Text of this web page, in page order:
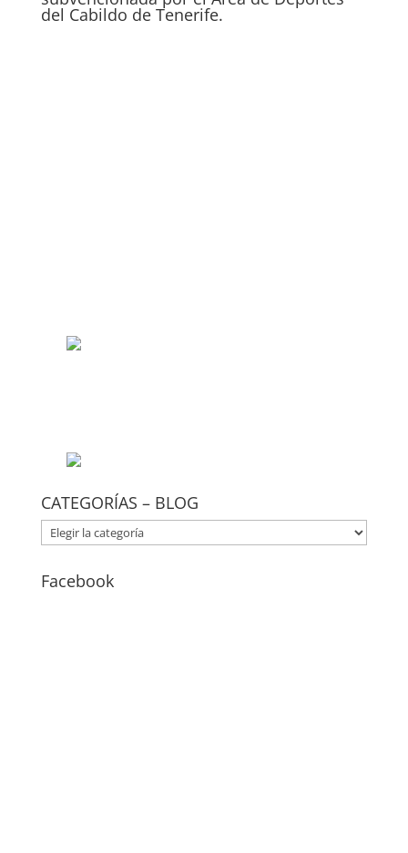
del Cabildo de Tenerife.
CATEGORÍAS – BLOG
CATEGORÍAS
–
Facebook